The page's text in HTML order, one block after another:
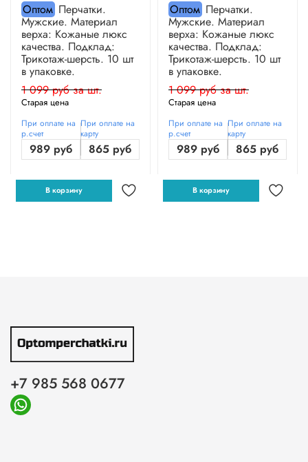
ОптомПерчатки.
Мужские. Материал
верха: Кожаные люкс
качества. Подклад:
Трикотаж-шерсть. 10 шт
в упаковке.
1 099 руб за шт.
Старая цена
При оплате на
р.счет
989 руб
При оплате на
карту
865 руб
В корзину
ОптомПерчатки.
Мужские. Материал
верха: Кожаные люкс
качества. Подклад:
Трикотаж-шерсть. 10 шт
в упаковке.
1 099 руб за шт.
Старая цена
При оплате на
р.счет
989 руб
При оплате на
карту
865 руб
В корзину
+7 985 568 0677